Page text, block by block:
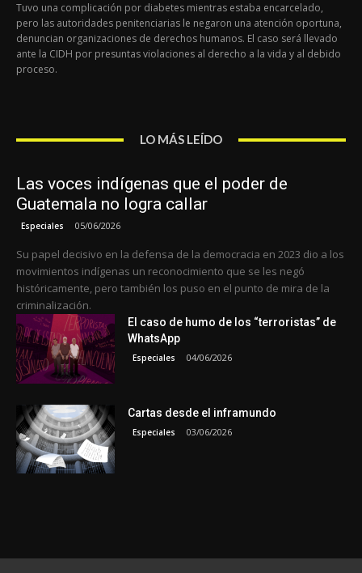
Tuvo una complicación por diabetes mientras estaba encarcelado,
pero las autoridades penitenciarias le negaron una atención oportuna,
denuncian organizaciones de derechos humanos. El caso será llevado
ante la CIDH por presuntas violaciones al derecho a la vida y al debido
proceso.
LO MÁS LEÍDO
Las voces indígenas que el poder de
Guatemala no logra callar
Especiales 05/06/2026
Su papel decisivo en la defensa de la democracia en 2023 dio a los
movimientos indígenas un reconocimiento que se les negó
históricamente, pero también los puso en el punto de mira de la
criminalización.
El caso de humo de los “terroristas” de
WhatsApp
Especiales 04/06/2026
Cartas desde el inframundo
Especiales 03/06/2026